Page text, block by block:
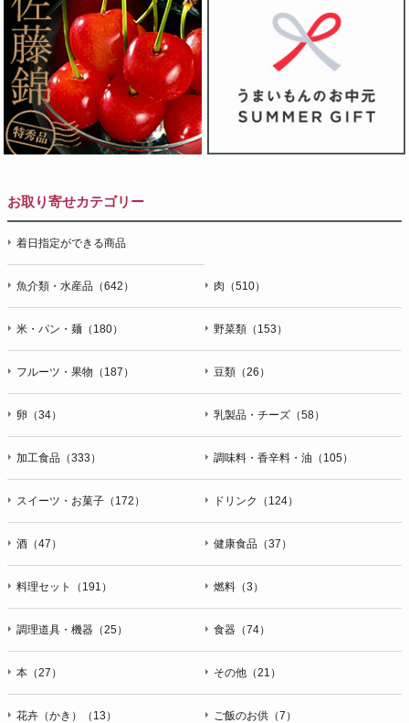
お取り寄せカテゴリー
着日指定ができる商品
魚介類・水産品（642） 肉（510）
米・パン・麺（180） 野菜類（153）
フルーツ・果物（187） 豆類（26）
卵（34） 乳製品・チーズ（58）
加工食品（333） 調味料・香辛料・油（105）
スイーツ・お菓子（172） ドリンク（124）
酒（47） 健康食品（37）
料理セット（191） 燃料（3）
調理道具・機器（25） 食器（74）
本（27） その他（21）
花卉（かき）（13） ご飯のお供（7）